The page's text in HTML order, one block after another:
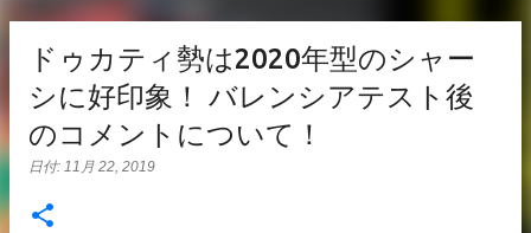
ドゥカティ勢は2020年型のシャー
シに好印象！ バレンシアテスト後
のコメントについて！
日付: 11月 22, 2019